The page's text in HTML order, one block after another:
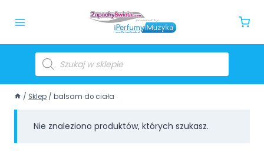
/ Sklep / balsam do ciała
Nie znaleziono produktów, których szukasz.